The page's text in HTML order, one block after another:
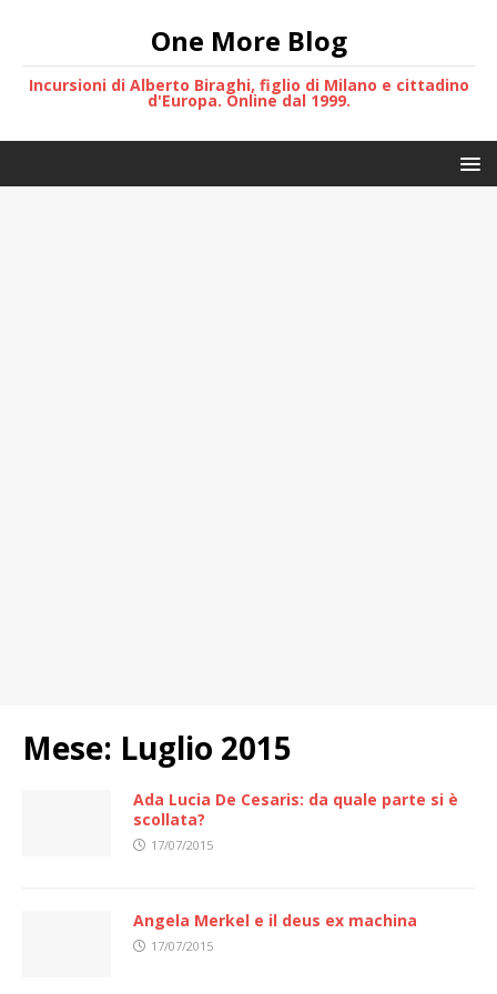
One More Blog
Incursioni di Alberto Biraghi, figlio di Milano e cittadino
d'Europa. Online dal 1999.
Mese: Luglio 2015
Ada Lucia De Cesaris: da quale parte si è
scollata?
17/07/2015
Angela Merkel e il deus ex machina
17/07/2015